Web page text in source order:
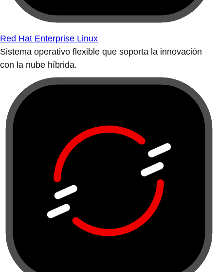
Red Hat Enterprise Linux
Sistema operativo flexible que soporta la innovación
con la nube híbrida.